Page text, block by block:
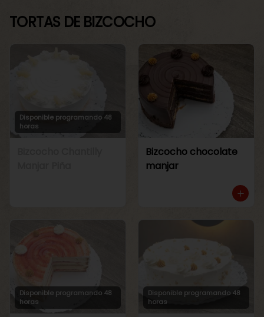
TORTAS DE BIZCOCHO
Disponible programando 48
horas
Bizcocho chocolate
manjar
Disponible programando 48
horas
Disponible programando 48
horas